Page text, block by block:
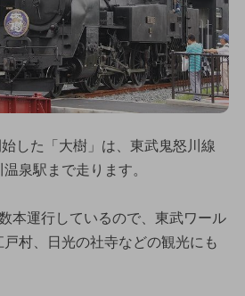
した「大樹」は、東武鬼怒川線
泉駅まで走ります。
本運行しているので、東武ワール
戸村、日光の社寺などの観光にも